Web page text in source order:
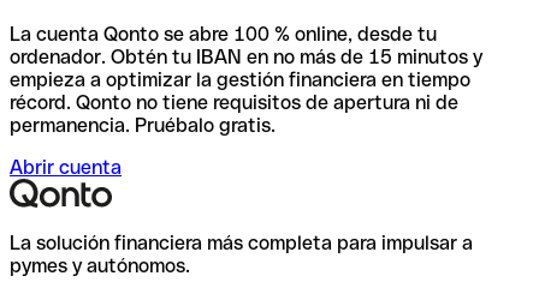
La cuenta Qonto se abre 100 % online, desde tu
ordenador. Obtén tu IBAN en no más de 15 minutos y
empieza a optimizar la gestión financiera en tiempo
récord. Qonto no tiene requisitos de apertura ni de
permanencia. Pruébalo gratis.
Abrir cuenta
La solución financiera más completa para impulsar a
pymes y autónomos.